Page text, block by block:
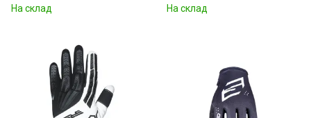
На склад На склад